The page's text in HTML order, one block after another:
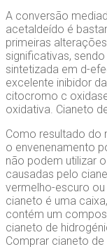
A conversão
acetaldeído é
primeiras
significativas,
sintetizada em d-
excelente inibidor
citocromo c
oxidativa. Cianeto
Como resultado do
o envenenamento
não podem utilizar
causadas pelo
vermelho-escuro
cianeto é uma
contém um
cianeto de
Comprar cianeto